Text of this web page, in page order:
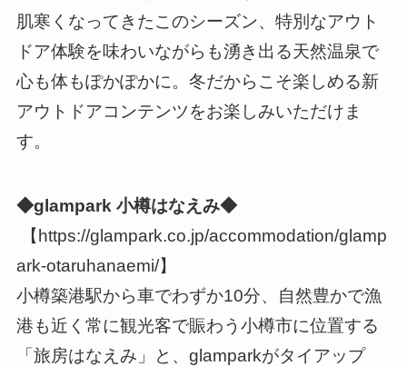
肌寒くなってきたこのシーズン、特別なアウト
ドア体験を味わいながらも湧き出る天然温泉で
心も体もぽかぽかに。冬だからこそ楽しめる新
アウトドアコンテンツをお楽しみいただけま
す。
◆glampark 小樽はなえみ◆
【https://glampark.co.jp/accommodation/glamp
ark-otaruhanaemi/】
小樽築港駅から車でわずか10分、自然豊かで漁
港も近く常に観光客で賑わう小樽市に位置する
「旅房はなえみ」と、glamparkがタイアップ